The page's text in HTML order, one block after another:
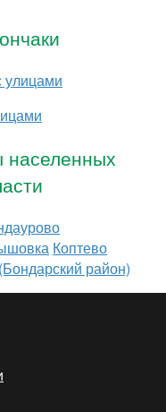
улицами
населенных
Коптево
район)